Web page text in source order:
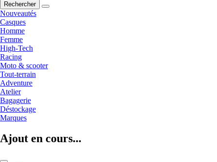
Rechercher
Nouveautés
Casques
Homme
Femme
High-Tech
Racing
Moto & scooter
Tout-terrain
Adventure
Atelier
Bagagerie
Déstockage
Marques
Ajout en cours...